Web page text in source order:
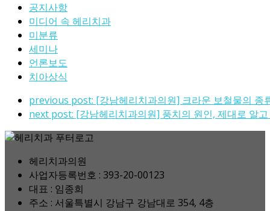
공지사항
미디어 속 헤리치과
미분류
세미나
언론보도
치아상식
previous post: [강남헤리치과의원] 크라운 보철물의 종
next post: [강남헤리치과의원] 풍치의 원인, 제대로 알
헤리치과의원
사업자등록번호 : 393-20-00123
대표 : 임종희
주소 : 서울특별시 강남구 강남대로 354, 4층